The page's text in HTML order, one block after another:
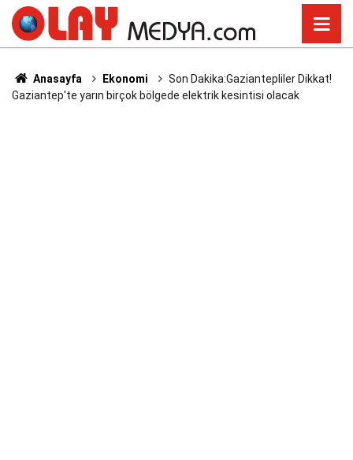
Anasayfa Ekonomi
Son Dakika:Gaziantepliler Dikkat!
Gaziantep'te yarın birçok bölgede elektrik kesintisi olacak